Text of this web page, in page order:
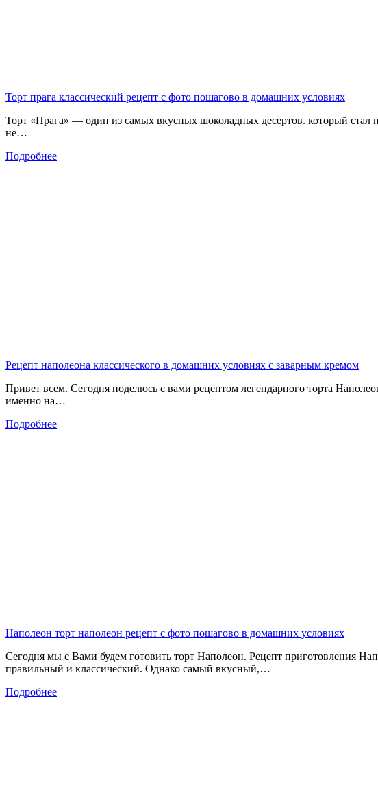
Торт прага классический рецепт с фото пошагово в домашних условиях
Торт «Прага» — один из самых вкусных шоколадных десертов. который
не…
Подробнее
Рецепт наполеона классического в домашних условиях с заварным кремом
Привет всем. Сегодня поделюсь с вами рецептом легендарного торта
именно на…
Подробнее
Наполеон торт наполеон рецепт с фото пошагово в домашних условиях
Сегодня мы с Вами будем готовить торт Наполеон. Рецепт приготовления
правильный и классический. Однако самый вкусный,…
Подробнее